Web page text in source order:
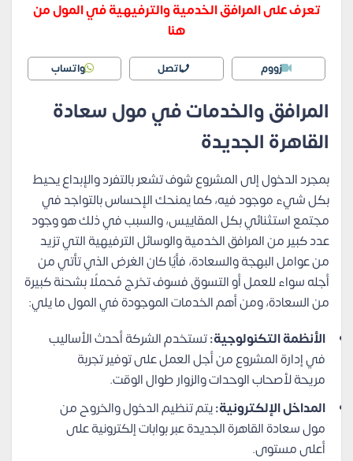
تعرف على المرافق الخدمية والترفيهية في المول من
هنا
زووم اتصل واتساب
المرافق والخدمات في مول سعادة
القاهرة الجديدة
بمجرد الدخول إلى المشروع شوف تشعر بالتفرد والإبداع يحيط
بكل شيء موجود فيه، كما يمنحك الإحساس بالتواجد في
مجتمع استثنائي بكل المقاييس، والسبب في ذلك هو وجود
عدد كبير من المرافق الخدمية والوسائل الترفيهية التي تزيد
من عوامل البهجة والسعادة، فأيًا كان الغرض الذي تأتي من
أجله سواء للعمل أو التسوق فسوف تخرج مُحملًا بشحنة كبيرة
من السعادة، ومن أهم الخدمات الموجودة في المول ما يلي:
الأنظمة التكنولوجية:تستخدم الشركة أحدث الأساليب
في إدارة المشروع من أجل العمل على توفير تجربة
مريحة لأصحاب الوحدات والزوار طوال الوقت.
المداخل الإلكترونية:يتم تنظيم الدخول والخروح من
مول سعادة القاهرة الجديدة عبر بوابات إلكترونية على
أعلى مستوى.